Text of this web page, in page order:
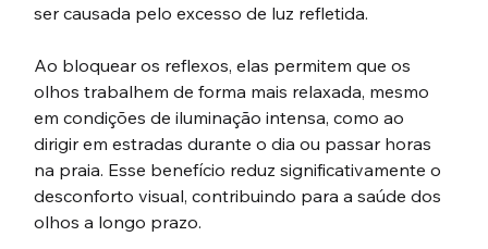
ser causada pelo excesso de luz refletida.
Ao bloquear os reflexos, elas permitem que os
olhos trabalhem de forma mais relaxada, mesmo
em condições de iluminação intensa, como ao
dirigir em estradas durante o dia ou passar horas
na praia. Esse benefício reduz significativamente o
desconforto visual, contribuindo para a saúde dos
olhos a longo prazo.